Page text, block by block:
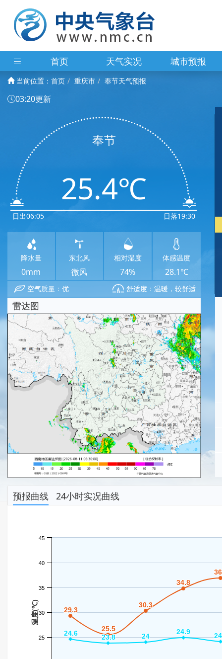
首页 天气实况 城市预报
当前位置： 首页 重庆市 奉节天气预报
03:20更新
日出06:05
奉节
25.4℃
日落19:30
降水量
0mm
东北风
微风
相对湿度
74%
体感温度
28.1℃
空气质量：优 舒适度：温暖，较舒适
雷达图
预报曲线 24小时实况曲线
温度(℃) 29.3
29.3
25.5
25.5
30.3
30.3
34.8
34.8
24.6
24.6 23.8
23.8 24
24
24.9
24.9
25
30
35
40
45